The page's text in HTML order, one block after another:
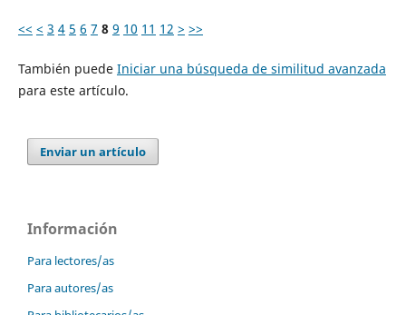
<< < 3 4 5 6 7 8 9 10 11 12 > >>
También puede Iniciar una búsqueda de similitud avanzada
para este artículo.
Enviar un artículo
Información
Para lectores/as
Para autores/as